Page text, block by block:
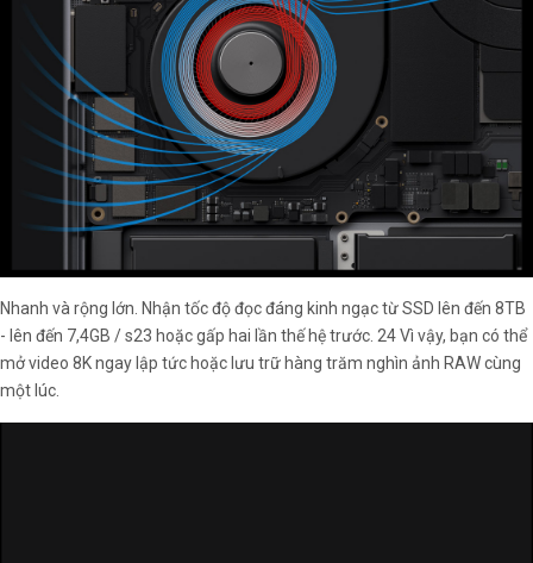
Nhanh và rộng lớn. Nhận tốc độ đọc đáng kinh ngạc từ SSD lên đến 8TB
- lên đến 7,4GB / s23 hoặc gấp hai lần thế hệ trước. 24 Vì vậy, bạn có thể
mở video 8K ngay lập tức hoặc lưu trữ hàng trăm nghìn ảnh RAW cùng
một lúc.